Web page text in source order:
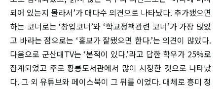
되어 있는지 몰라서’가 대다수 의견으로 나타났다. 추가됐으면
하는 코너로는 ‘창업코너’와 ‘학교정책관련 코너’가 가장 많았
고 바라는 점으로는 ‘홍보가 잘됐으면 한다.’는 의견이 많았다.
다음으로 군산대TV는 ‘본적이 있다.’라고 답한 학우가 25%로
집계되었고 주로 황룡도서관에서 많이 시청한 것으로 나타났
다. 그 외 유튜브와 페이스북이 그 뒤를 이었다. 대체로 흥미 정